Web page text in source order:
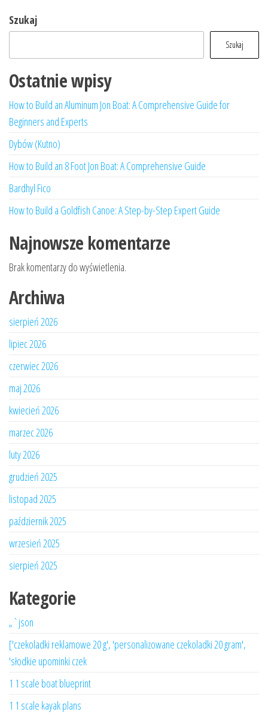
Szukaj
Szukaj
Ostatnie wpisy
How to Build an Aluminum Jon Boat: A Comprehensive Guide for
Beginners and Experts
Dybów (Kutno)
How to Build an 8 Foot Jon Boat: A Comprehensive Guide
Bardhyl Fico
How to Build a Goldfish Canoe: A Step-by-Step Expert Guide
Najnowsze komentarze
Brak komentarzy do wyświetlenia.
Archiwa
sierpień 2026
lipiec 2026
czerwiec 2026
maj 2026
kwiecień 2026
marzec 2026
luty 2026
grudzień 2025
listopad 2025
październik 2025
wrzesień 2025
sierpień 2025
Kategorie
„`json
['czekoladki reklamowe 20 g', 'personalizowane czekoladki 20 gram',
'słodkie upominki czek
1 1 scale boat blueprint
1 1 scale kayak plans